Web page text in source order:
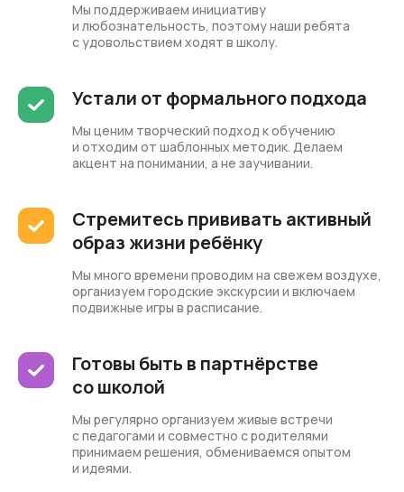
Мы поддерживаем инициативу
и любознательность, поэтому наши ребята
с удовольствием ходят в школу.
Устали от формального подхода
Мы ценим творческий подход к обучению
и отходим от шаблонных методик. Делаем
акцент на понимании, а не заучивании.
Стремитесь прививать активный
образ жизни ребёнку
Мы много времени проводим на свежем воздухе,
организуем городские экскурсии и включаем
подвижные игры в расписание.
Готовы быть в партнёрстве
со школой
Мы регулярно организуем живые встречи
с педагогами и совместно с родителями
принимаем решения, обмениваемся опытом
и идеями.